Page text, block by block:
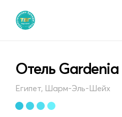
Отель
Египет, Шарм-Эль-Шейх